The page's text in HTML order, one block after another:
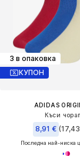
3 в опаковка
КУПОН
ADIDAS
Къси
8,91 €
Последна най-ниска